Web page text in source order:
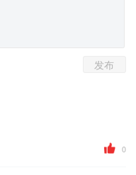
发布
0